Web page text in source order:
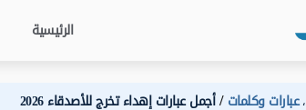
الرئيسية
،عبارات وكلمات أجمل عبارات إهداء تخرج للأصدقاء 2026